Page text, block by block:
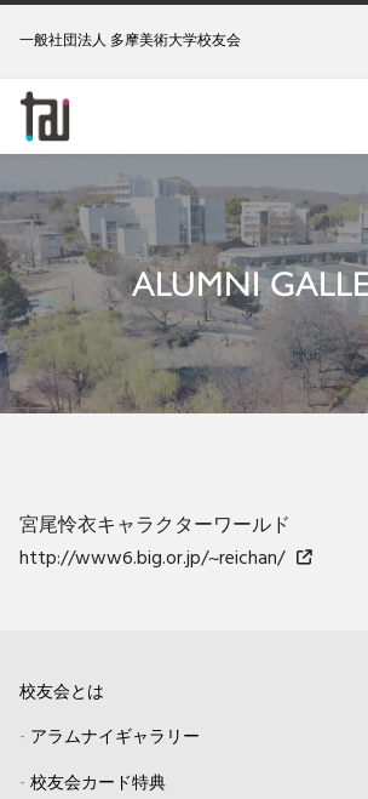
一般社団法人 多摩美術大学校友会
ALUMNI
宮尾怜衣キャラクターワールド
http://www6.big.or.jp/~reichan/
校友会とは
- アラムナイギャラリー
- 校友会カード特典